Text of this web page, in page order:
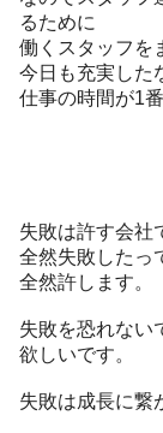
るために
働くスタッフを
今日も充実した
仕事の時間が1
失敗は許す会社
全然失敗したっ
全然許します。
失敗を恐れない
欲しいです。
失敗は成長に繋